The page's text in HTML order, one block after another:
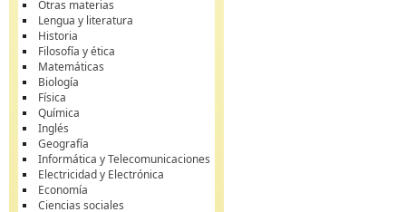
Otras materias
Lengua y literatura
Historia
Filosofía y ética
Matemáticas
Biología
Física
Química
Inglés
Geografía
Informática y Telecomunicaciones
Electricidad y Electrónica
Economía
Ciencias sociales